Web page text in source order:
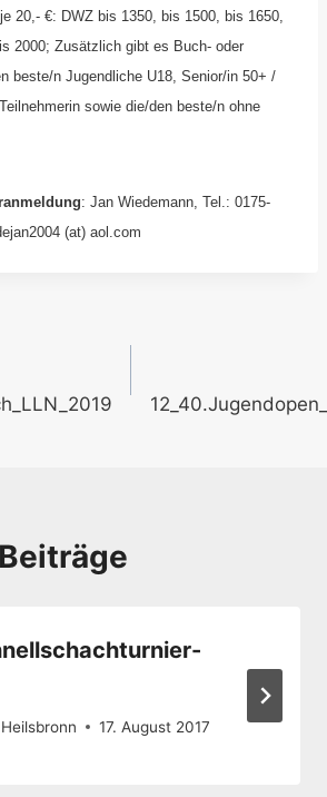
20,- €: DWZ bis 1350, bis 1500, bis 1650,
2000; Zusätzlich gibt es Buch- oder
beste/n Jugendliche U18, Senior/in 50+ /
sowie die/den beste/n ohne
: Jan Wiedemann, Tel.: 0175-
(at) aol.com
17. August 2017